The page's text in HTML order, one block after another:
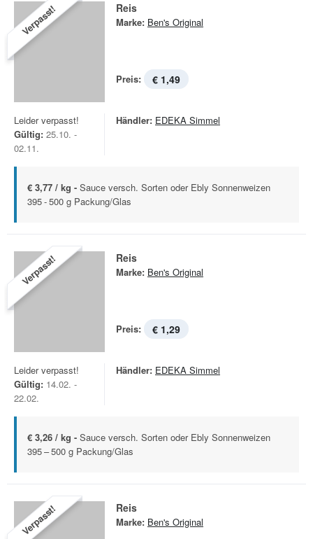
Verpasst! Reis
Marke: Ben's Original
Preis: € 1,49
Leider verpasst!
Gültig: 25.10. -
02.11.
Händler: EDEKA Simmel
€ 3,77 / kg - Sauce versch. Sorten oder Ebly Sonnenweizen
395 - 500 g Packung/Glas
Verpasst! Reis
Marke: Ben's Original
Preis: € 1,29
Leider verpasst!
Gültig: 14.02. -
22.02.
Händler: EDEKA Simmel
€ 3,26 / kg - Sauce versch. Sorten oder Ebly Sonnenweizen
395 – 500 g Packung/Glas
Verpasst! Reis
Marke: Ben's Original